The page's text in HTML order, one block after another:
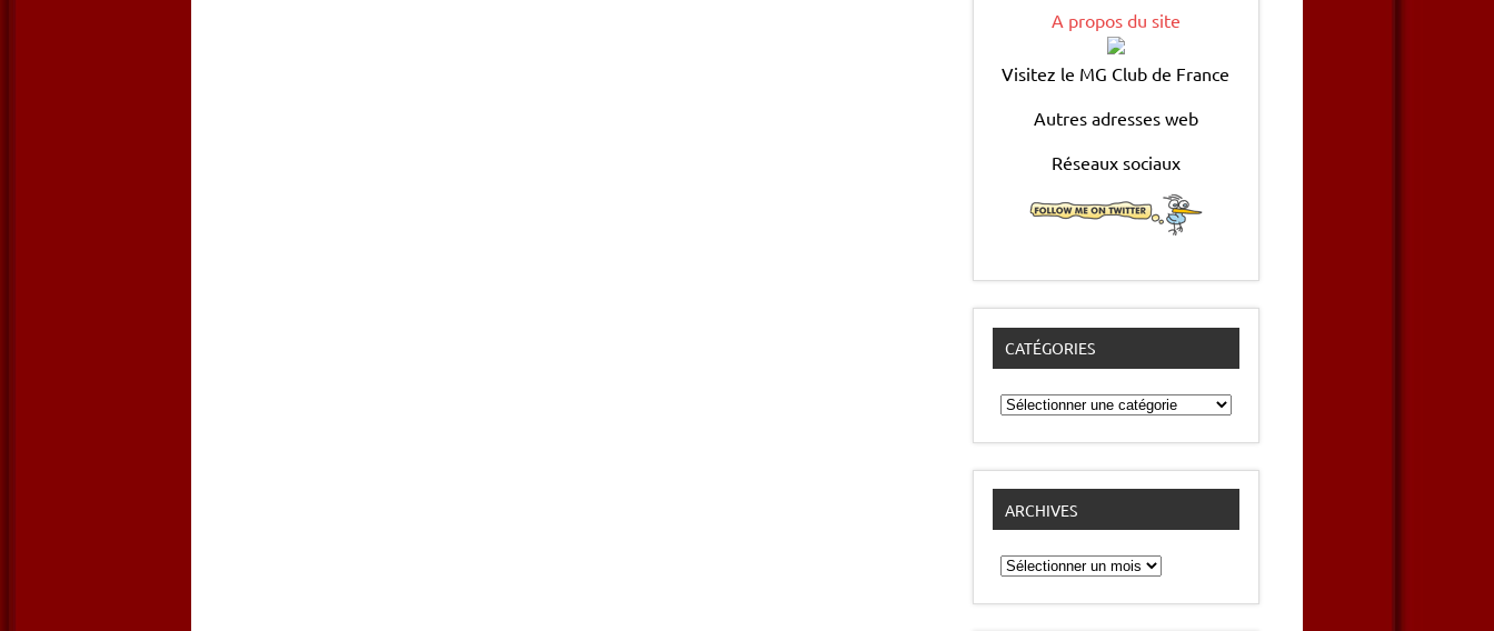
A propos du site
Visitez le MG Club de France
Autres adresses web
Réseaux sociaux
CATÉGORIES
Catégories
ARCHIVES
Archives